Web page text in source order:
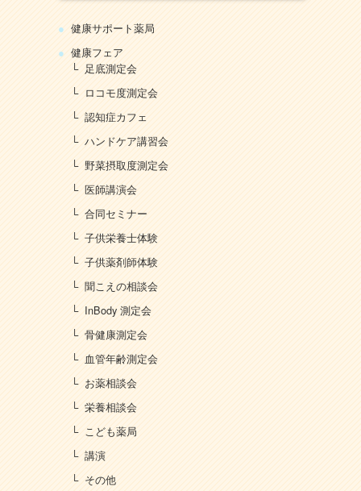
健康サポート薬局
健康フェア
足底測定会
ロコモ度測定会
認知症カフェ
ハンドケア講習会
野菜摂取度測定会
医師講演会
合同セミナー
子供栄養士体験
子供薬剤師体験
聞こえの相談会
InBody 測定会
骨健康測定会
血管年齢測定会
お薬相談会
栄養相談会
こども薬局
講演
その他